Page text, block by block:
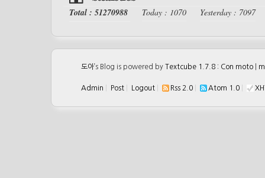
Total : 51270988 Today : 1070 Yesterday : 7097
도아’s Blog is powered by Textcube 1.7.8 : Con moto
Admin Post Logout Rss 2.0 Atom 1.0